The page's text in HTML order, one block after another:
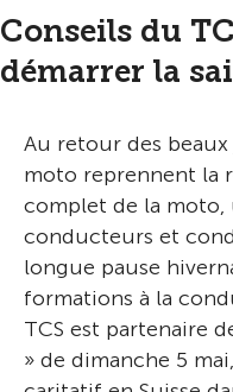
Conseils du
démarrer la
Au retour des
moto reprennent la
complet de la moto,
conducteurs et
longue pause
formations à la
TCS est partenaire
» de dimanche 5